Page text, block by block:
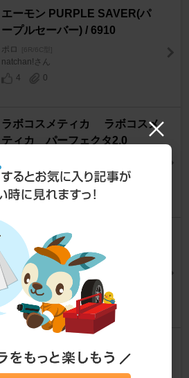
エーモン PURPLE SAVER(パ
ープルセーバー) / 6910
ポロ [6R/6C型]
natchan!さん
4
0
ラボコスメティカ ラボコスメ
ティカ パーフェクタ2.0
神戸さん
2
Ｏ．Ｘ． ルームバーナー
ポロ [6R/6C型]
CLUB ZERO STYLEさん
0
面発光6chipSMD球